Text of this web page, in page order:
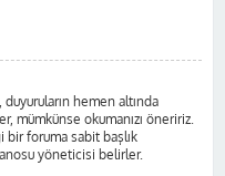
hemen altında
mümkünse okumanızı öneririz.
foruma sabit başlık
yöneticisi belirler.